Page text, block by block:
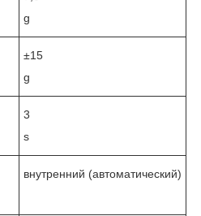
g
±15
g
3
s
внутренний (автоматический)